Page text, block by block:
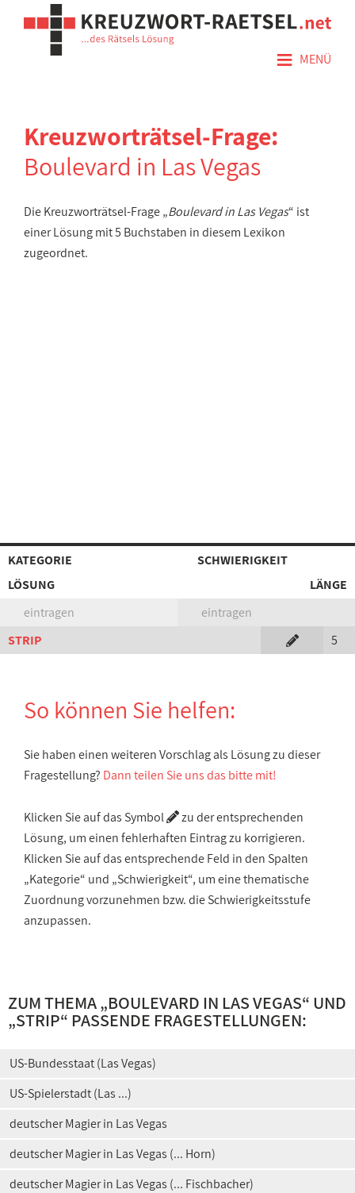
≡ MENÜ
Kreuzworträtsel-Frage:
Boulevard in Las Vegas
Die Kreuzworträtsel-Frage „Boulevard in Las Vegas“ ist
einer Lösung mit 5 Buchstaben in diesem Lexikon
zugeordnet.
KATEGORIE
SCHWIERIGKEIT
LÖSUNG
LÄNGE
eintragen
eintragen
STRIP
5
So können Sie helfen:
Sie haben einen weiteren Vorschlag als Lösung zu dieser
Fragestellung? Dann teilen Sie uns das bitte mit!
Klicken Sie auf das Symbol
zu der entsprechenden
Lösung, um einen fehlerhaften Eintrag zu korrigieren.
Klicken Sie auf das entsprechende Feld in den Spalten
„Kategorie“ und „Schwierigkeit“, um eine thematische
Zuordnung vorzunehmen bzw. die Schwierigkeitsstufe
anzupassen.
ZUM THEMA „BOULEVARD IN LAS VEGAS“ UND
„STRIP“ PASSENDE FRAGESTELLUNGEN:
US-Bundesstaat (Las Vegas)
US-Spielerstadt (Las ...)
deutscher Magier in Las Vegas
deutscher Magier in Las Vegas (... Horn)
deutscher Magier in Las Vegas (... Fischbacher)